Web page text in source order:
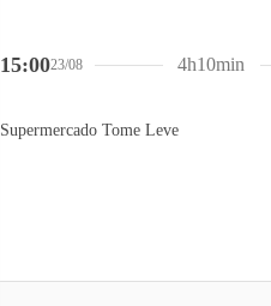
15:0023/08
Supermercado Tome Leve
4h10min